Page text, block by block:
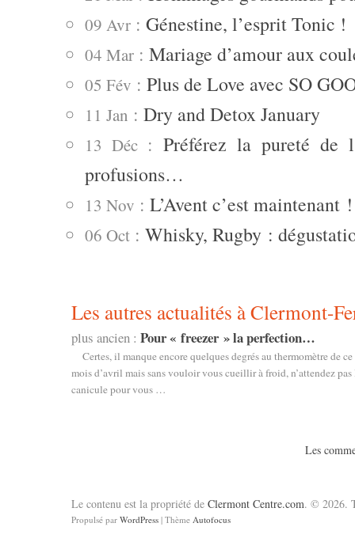
09 Avr: Génestine, l’esprit Tonic !
04 Mar: Mariage d’amour aux
05 Fév : Plus de Love avec SO
11 Jan : Dry and Detox January
13 Déc :Préférez la pureté de
profusions…
13 Nov : L’Avent c’est maintenant !
06 Oct: Whisky, Rugby :
Les autres actualités à Clermont-
plus ancien : Pour « freezer » la perfection…
Certes, il manque encore quelques degrés au thermomètre de ce
mois d’avril mais sans vouloir vous cueillir à froid, n’attendez pas
canicule pour vous …
Les
Le contenu est la propriété de Clermont Centre.com. © 2026.
Propulsé par WordPress | Thème Autofocus